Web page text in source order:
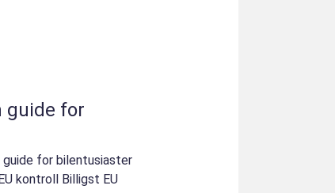
guide for
for bilentusiaster
kontroll Billigst EU